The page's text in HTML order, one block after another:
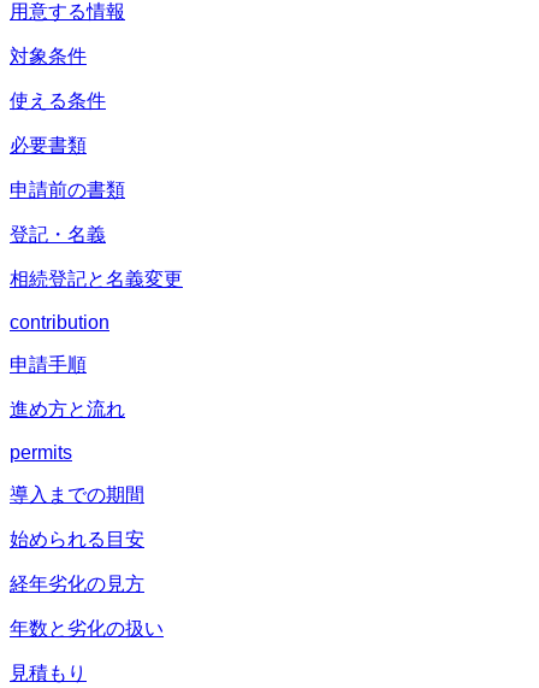
用意する情報
対象条件
使える条件
必要書類
申請前の書類
登記・名義
相続登記と名義変更
contribution
申請手順
進め方と流れ
permits
導入までの期間
始められる目安
経年劣化の見方
年数と劣化の扱い
見積もり